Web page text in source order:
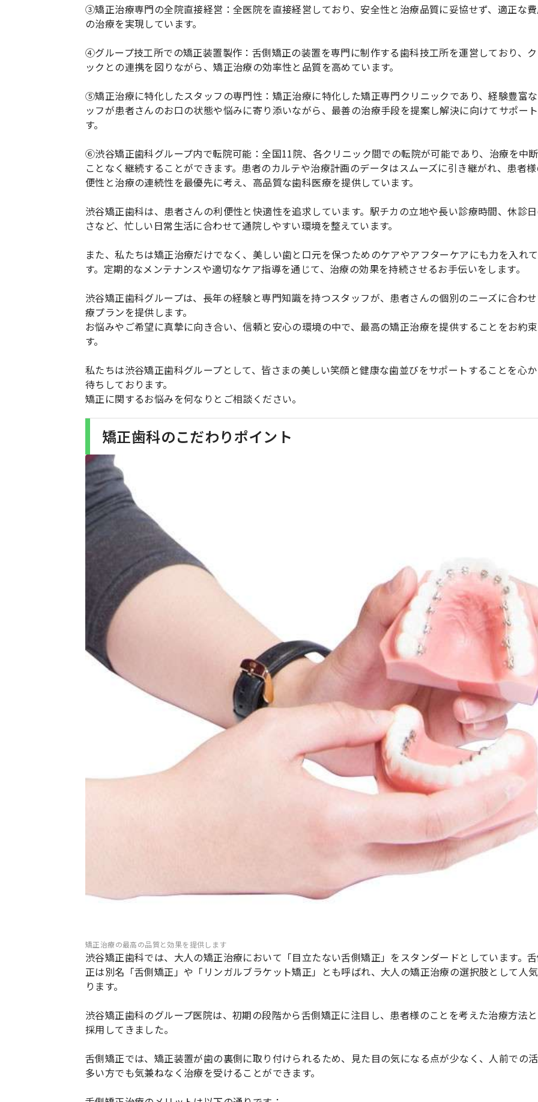
③矯正治療専門の全院直接経営：全医院を直接経営しており、安全性と治療品質に妥協せず、適正な
の治療を実現しています。
④グループ技工所での矯正装置製作：舌側矯正の装置を専門に制作する歯科技工所を運営しており、
ックとの連携を図りながら、矯正治療の効率性と品質を高めています。
⑤矯正治療に特化したスタッフの専門性：矯正治療に特化した矯正専門クリニックであり、経験豊富
ッフが患者さんのお口の状態や悩みに寄り添いながら、最善の治療手段を提案し解決に向けてサポー
す。
⑥渋谷矯正歯科グループ内で転院可能：全国11院、各クリニック間での転院が可能であり、治療を中
ことなく継続することができます。患者のカルテや治療計画のデータはスムーズに引き継がれ、患者
便性と治療の連続性を最優先に考え、高品質な歯科医療を提供しています。
渋谷矯正歯科は、患者さんの利便性と快適性を追求しています。駅チカの立地や長い診療時間、休診
さなど、忙しい日常生活に合わせて通院しやすい環境を整えています。
また、私たちは矯正治療だけでなく、美しい歯と口元を保つためのケアやアフターケアにも力を入れ
す。定期的なメンテナンスや適切なケア指導を通じて、治療の効果を持続させるお手伝いをします。
渋谷矯正歯科グループは、長年の経験と専門知識を持つスタッフが、患者さんの個別のニーズに合わ
療プランを提供します。
お悩みやご希望に真摯に向き合い、信頼と安心の環境の中で、最高の矯正治療を提供することをお約
す。
私たちは渋谷矯正歯科グループとして、皆さまの美しい笑顔と健康な歯並びをサポートすることを心
待ちしております。
矯正に関するお悩みを何なりとご相談ください。
矯正歯科のこだわりポイント
矯正治療の最高の品質と効果を提供します
渋谷矯正歯科では、大人の矯正治療において「目立たない舌側矯正」をスタンダードとしています。
正は別名「舌側矯正」や「リンガルブラケット矯正」とも呼ばれ、大人の矯正治療の選択肢として人
ります。
渋谷矯正歯科のグループ医院は、初期の段階から舌側矯正に注目し、患者様のことを考えた治療方法
採用してきました。
舌側矯正では、矯正装置が歯の裏側に取り付けられるため、見た目の気になる点が少なく、人前での
多い方でも気兼ねなく治療を受けることができます。